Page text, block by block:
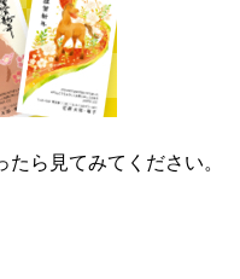
ら見てみてください。